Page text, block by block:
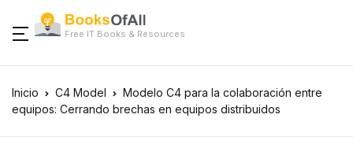
Free IT Books & Resources
Inicio C4 Model
Modelo C4 para la colaboración entre
equipos: Cerrando brechas en equipos distribuidos